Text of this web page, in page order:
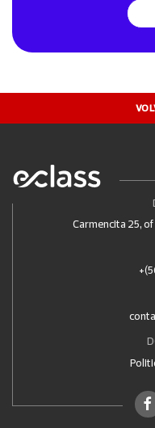
Carmencita 25, of